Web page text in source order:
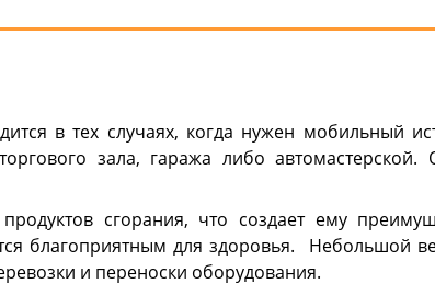
в тех случаях, когда нужен мобильный
зала, гаража либо
сгорания, что создает ему
благоприятным для здоровья.
и переноски оборудования.